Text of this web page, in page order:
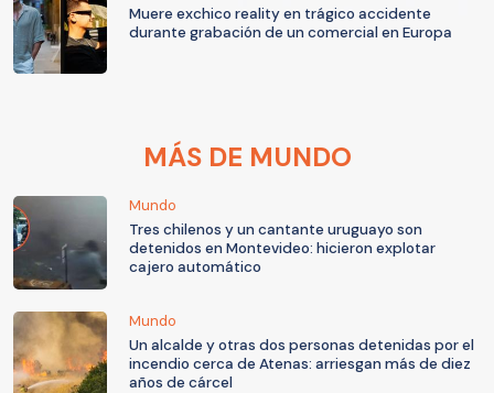
Muere exchico reality en trágico accidente
durante grabación de un comercial en Europa
MÁS DE MUNDO
Mundo
Tres chilenos y un cantante uruguayo son
detenidos en Montevideo: hicieron explotar
cajero automático
Mundo
Un alcalde y otras dos personas detenidas por el
incendio cerca de Atenas: arriesgan más de diez
años de cárcel